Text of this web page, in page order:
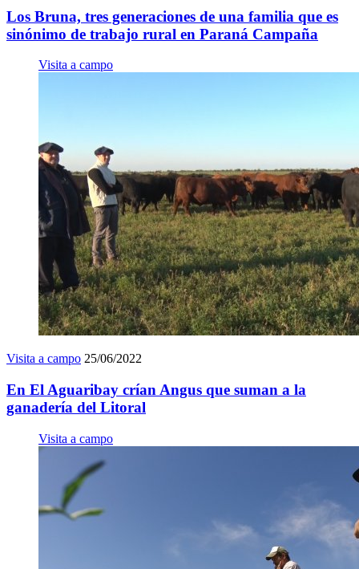
Los Bruna, tres generaciones de una familia que es
sinónimo de trabajo rural en Paraná Campaña
Visita a campo
Visita a campo 25/06/2022
En El Aguaribay crían Angus que suman a la
ganadería del Litoral
Visita a campo